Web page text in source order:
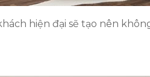
hiện đại sẽ tạo nên